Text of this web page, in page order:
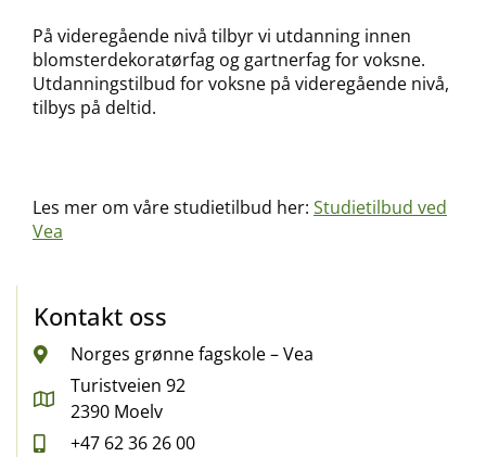
På videregående nivå tilbyr vi utdanning innen
blomsterdekoratørfag og gartnerfag for voksne.
Utdanningstilbud for voksne på videregående nivå,
tilbys på deltid.
Les mer om våre studietilbud her: Studietilbud ved
Vea
Kontakt oss
Norges grønne fagskole – Vea
Turistveien 92
2390 Moelv
+47 62 36 26 00